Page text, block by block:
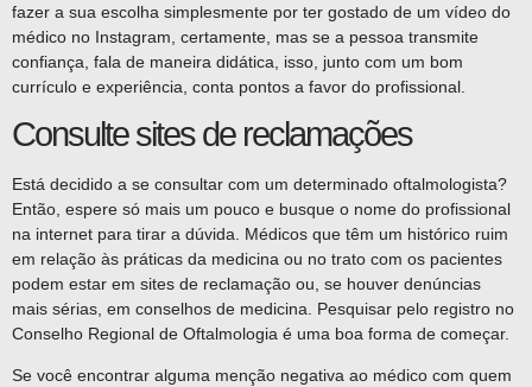
fazer a sua escolha simplesmente por ter gostado de um vídeo do
médico no Instagram, certamente, mas se a pessoa transmite
confiança, fala de maneira didática, isso, junto com um bom
currículo e experiência, conta pontos a favor do profissional.
Consulte sites de reclamações
Está decidido a se consultar com um determinado oftalmologista?
Então, espere só mais um pouco e busque o nome do profissional
na internet para tirar a dúvida. Médicos que têm um histórico ruim
em relação às práticas da medicina ou no trato com os pacientes
podem estar em sites de reclamação ou, se houver denúncias
mais sérias, em conselhos de medicina. Pesquisar pelo registro no
Conselho Regional de Oftalmologia é uma boa forma de começar.
Se você encontrar alguma menção negativa ao médico com quem